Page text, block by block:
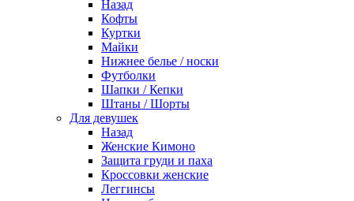
Назад
Кофты
Куртки
Майки
Нижнее белье / носки
Футболки
Шапки / Кепки
Штаны / Шорты
Для девушек
Назад
Женские Кимоно
Защита груди и паха
Кроссовки женские
Леггинсы